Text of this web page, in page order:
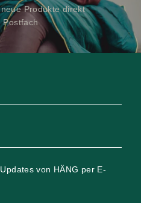
Produkte direkt
Postfach
von HÄNG per E-